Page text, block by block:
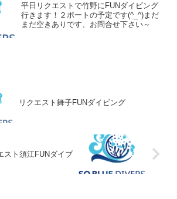
平日リクエストで竹野にFUNダイビング
行きます！２ボートの予定です(^_^)まだ
まだ空きありです、お問合せ下さい～
リクエスト舞子FUNダイビング
スト須江FUNダイブ